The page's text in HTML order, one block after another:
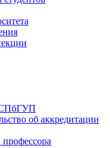
об аккредитации